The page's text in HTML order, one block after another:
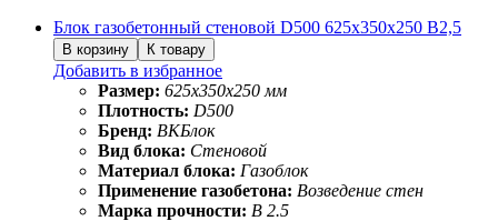
Блок газобетонный стеновой D500 625х350х250 B2,5
Добавить в избранное
Размер: 625х350х250 мм
Плотность: D500
Бренд: ВКБлок
Вид блока: Стеновой
Материал блока: Газоблок
Применение газобетона: Возведение стен
Марка прочности: B 2.5